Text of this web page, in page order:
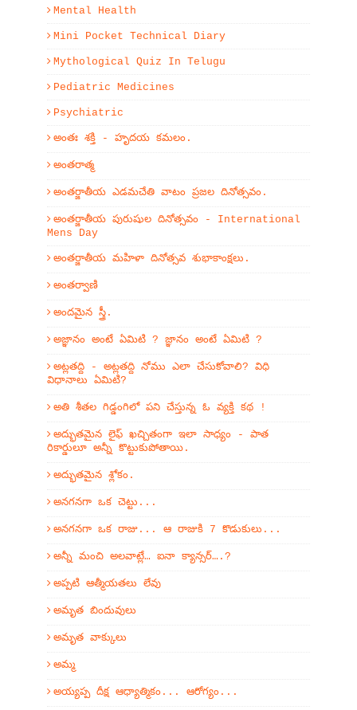
Mental Health
Mini Pocket Technical Diary
Mythological Quiz In Telugu
Pediatric Medicines
Psychiatric
అంతః శక్తి - హృదయ కమలం.
అంతరాత్మ
అంతర్జాతీయ ఎడమచేతి వాటం ప్రజల దినోత్సవం.
అంతర్జాతీయ పురుషుల దినోత్సవం - International
Mens Day
అంతర్జాతీయ మహిళా దినోత్సవ శుభాకాంక్షలు.
అంతర్వాణి
అందమైన స్త్రీ.
అజ్ఞానం అంటే ఏమిటి ? జ్ఞానం అంటే ఏమిటి ?
అట్లతద్ది - అట్లతద్ది నోము ఎలా చేసుకోవాలి? విధి
విధానాలు ఏమిటి?
అతి శీతల గిడ్డంగిలో పని చేస్తున్న ఓ వ్యక్తి కథ !
అద్భుతమైన లైఫ్ ఖచ్చితంగా ఇలా సాధ్యం - పాత
రికార్డులూ అన్నీ కొట్టుకుపోతాయి.
అద్భుతమైన శ్లోకం.
అనగనగా ఒక చెట్టు...
అనగనగా ఒక రాజు... ఆ రాజుకి 7 కొడుకులు...
అన్నీ మంచి అలవాట్లే… ఐనా క్యాన్సర్….?
అప్పటి ఆత్మీయతలు లేవు
అమృత బిందువులు
అమృత వాక్కులు
అమ్మ
అయ్యప్ప దీక్ష ఆధ్యాత్మికం... ఆరోగ్యం...